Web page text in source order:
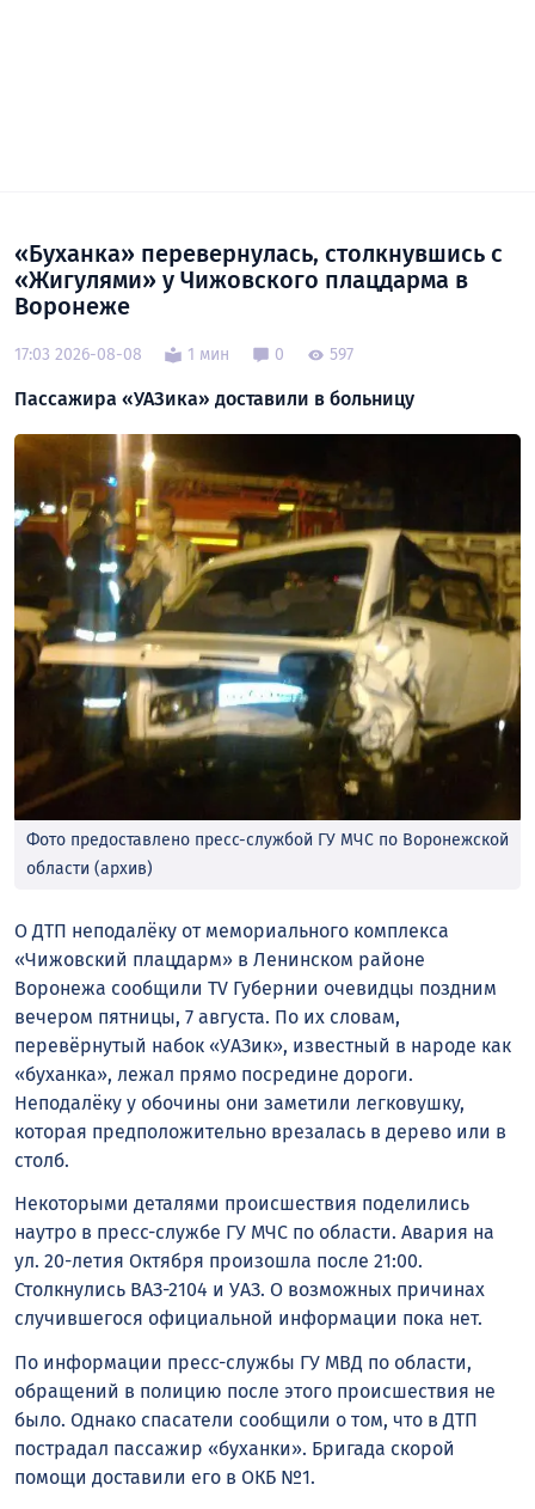
«Буханка» перевернулась, столкнувшись с
«Жигулями» у Чижовского плацдарма в
Воронеже
17:03 2026-08-08 1 мин 0 597
Пассажира «УАЗика» доставили в больницу
Фото предоставлено пресс-службой ГУ МЧС по Воронежской
области (архив)
О ДТП неподалёку от мемориального комплекса
«Чижовский плацдарм» в Ленинском районе
Воронежа сообщили TV Губернии очевидцы поздним
вечером пятницы, 7 августа. По их словам,
перевёрнутый набок «УАЗик», известный в народе как
«буханка», лежал прямо посредине дороги.
Неподалёку у обочины они заметили легковушку,
которая предположительно врезалась в дерево или в
столб.
Некоторыми деталями происшествия поделились
наутро в пресс-службе ГУ МЧС по области. Авария на
ул. 20-летия Октября произошла после 21:00.
Столкнулись ВАЗ-2104 и УАЗ. О возможных причинах
случившегося официальной информации пока нет.
По информации пресс-службы ГУ МВД по области,
обращений в полицию после этого происшествия не
было. Однако спасатели сообщили о том, что в ДТП
пострадал пассажир «буханки». Бригада скорой
помощи доставили его в ОКБ №1.